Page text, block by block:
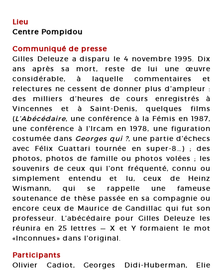
Lieu
Centre Pompidou
Communiqué de presse
Gilles Deleuze a disparu le 4 novembre 1995. Dix
ans après sa mort, reste de lui une œuvre
considérable, à laquelle commentaires et
relectures ne cessent de donner plus d’ampleur :
des milliers d’heures de cours enregistrés à
Vincennes et à Saint-Denis, quelques films
(L’Abécédaire, une conférence à la Fémis en 1987,
une conférence à l’Ircam en 1978, une figuration
costumée dans Georges qui ?, une partie d’échecs
avec Félix Guattari tournée en super-8…) ; des
photos, photos de famille ou photos volées ; les
souvenirs de ceux qui l’ont fréquenté, connu ou
simplement entendu et lu, ceux de Heinz
Wismann, qui se rappelle une fameuse
soutenance de thèse passée en sa compagnie ou
encore ceux de Maurice de Gandillac qui fut son
professeur. L’abécédaire pour Gilles Deleuze les
réunira en 25 lettres — X et Y formaient le mot
«Inconnues» dans l’original.
Participants
Olivier Cadiot, Georges Didi-Huberman, Elie